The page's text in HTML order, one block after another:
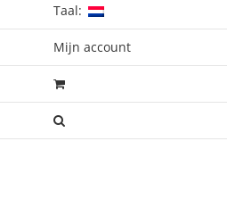
Taal:
Mijn account